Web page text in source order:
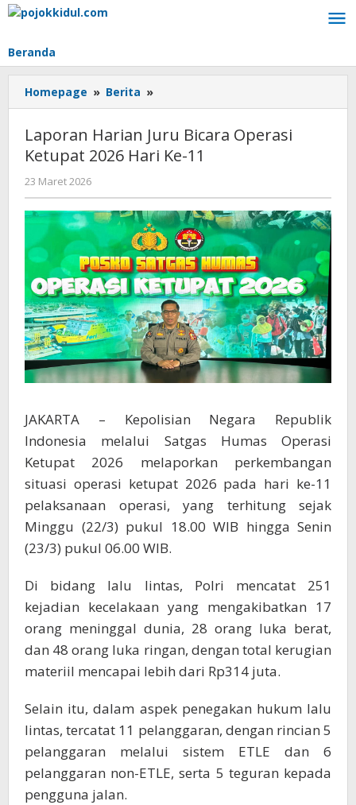
Lewati
Beranda
Homepage » Berita »
Harian
Bicara
Operasi
Hari
Ke-
11
Laporan Harian Juru Bicara Operasi
Ketupat 2026 Hari Ke-11
23 Maret 2026
BangAdmin
JAKARTA – Kepolisian Negara Republik
Indonesia melalui Satgas Humas Operasi
Ketupat 2026 melaporkan perkembangan
situasi operasi ketupat 2026 pada hari ke-11
pelaksanaan operasi, yang terhitung sejak
Minggu (22/3) pukul 18.00 WIB hingga Senin
(23/3) pukul 06.00 WIB.
Di bidang lalu lintas, Polri mencatat 251
kejadian kecelakaan yang mengakibatkan 17
orang meninggal dunia, 28 orang luka berat,
dan 48 orang luka ringan, dengan total kerugian
materiil mencapai lebih dari Rp314 juta.
Selain itu, dalam aspek penegakan hukum lalu
lintas, tercatat 11 pelanggaran, dengan rincian 5
pelanggaran melalui sistem ETLE dan 6
pelanggaran non-ETLE, serta 5 teguran kepada
pengguna jalan.